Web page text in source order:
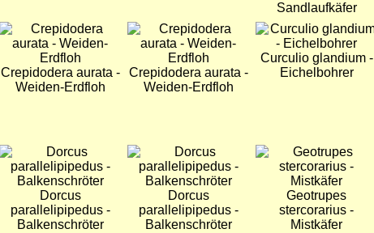
Sandlaufkäfer
Bild
Crepidodera aurata -
Weiden-Erdfloh
Bild
Crepidodera aurata -
Weiden-Erdfloh
Bild
Curculio glandium -
Eichelbohrer
Bild
Dorcus
parallelipipedus -
Balkenschröter
Bild
Dorcus
parallelipipedus -
Balkenschröter
Bild
Geotrupes
stercorarius -
Mistkäfer